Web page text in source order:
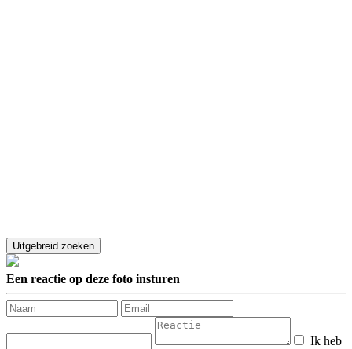
Een reactie op deze foto insturen
Ik heb